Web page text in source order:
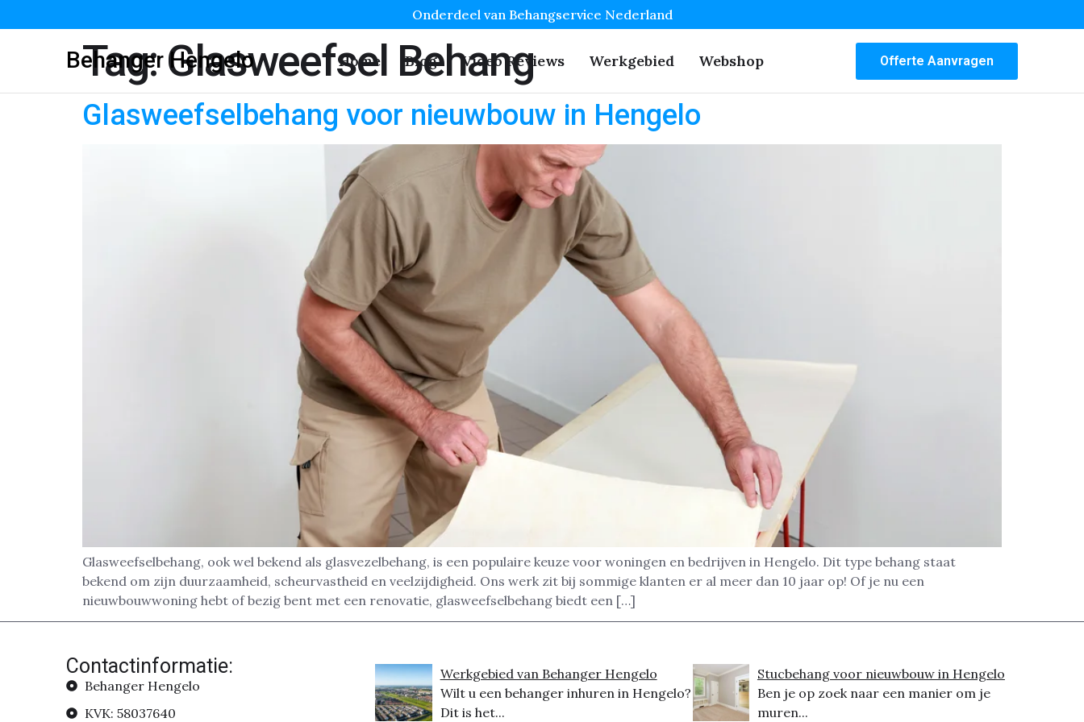
Onderdeel van Behangservice Nederland
Behanger Hengelo Home Blog Video Reviews Werkgebied Webshop Offerte Aanvragen
Tag:Glasweefsel Behang
Glasweefselbehang voor nieuwbouw in Hengelo
Glasweefselbehang, ook wel bekend als glasvezelbehang, is een populaire keuze voor woningen en bedrijven in Hengelo. Dit type behang staat
bekend om zijn duurzaamheid, scheurvastheid en veelzijdigheid. Ons werk zit bij sommige klanten er al meer dan 10 jaar op! Of je nu een
nieuwbouwwoning hebt of bezig bent met een renovatie, glasweefselbehang biedt een […]
Contactinformatie:
Behanger Hengelo
KVK: 58037640
Werkgebied van Behanger Hengelo
Wilt u een behanger inhuren in Hengelo?
Dit is het...
Stucbehang voor nieuwbouw in Hengelo
Ben je op zoek naar een manier om je
muren...